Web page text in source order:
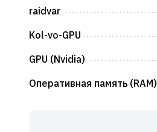
raidvar
Kol-vo-GPU
GPU (Nvidia)
Оперативная память (RAM)